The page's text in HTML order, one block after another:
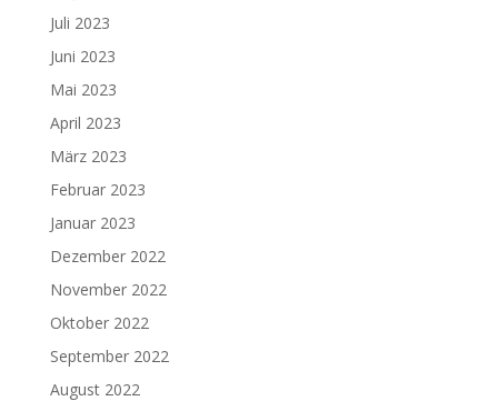
Juli 2023
Juni 2023
Mai 2023
April 2023
März 2023
Februar 2023
Januar 2023
Dezember 2022
November 2022
Oktober 2022
September 2022
August 2022